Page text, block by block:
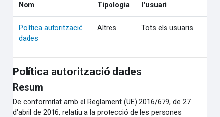
Nom Tipologia
l'usuari
Política autorització
dades
Altres Tots els usuaris
Política autorització dades
Resum
De conformitat amb el Reglament (UE) 2016/679, de 27
d'abril de 2016, relatiu a la protecció de les persones